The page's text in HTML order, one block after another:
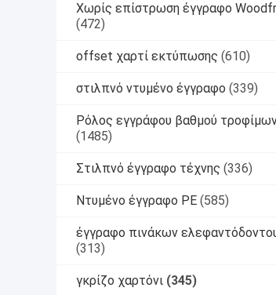
Χωρίς επίστρωση έγγραφο
(472)
offset χαρτί εκτύπωσης (610)
στιλπνό ντυμένο έγγραφο (339)
Ρόλος εγγράφου βαθμού
(1485)
Στιλπνό έγγραφο τέχνης (336)
Ντυμένο έγγραφο PE (585)
έγγραφο πινάκων
(313)
γκρίζο χαρτόνι (345)